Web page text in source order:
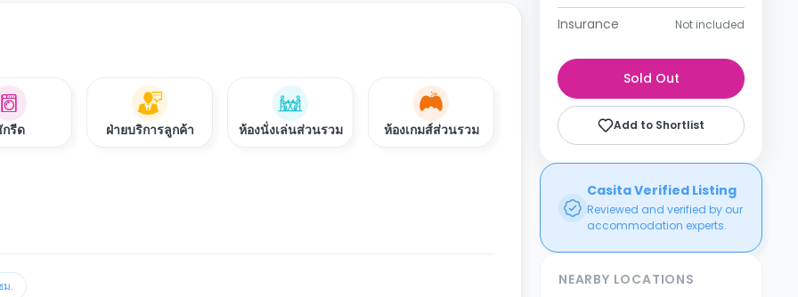
รีด ฝ่ายบริการลูกค้า ห้องนั่งเล่นส่วนรวม ห้องเกมส์ส่วนรวม
ม.
Insurance Not included
Sold Out
Add to Shortlist
Casita Verified Listing
Reviewed and verified by our
accommodation experts.
NEARBY LOCATIONS